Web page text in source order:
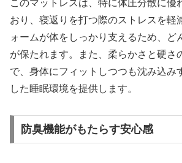
このマットレスは、特に体圧分散に優
おり、寝返りを打つ際のストレスを軽
ォームが体をしっかり支えるため、ど
が保たれます。また、柔らかさと硬さ
で、身体にフィットしつつも沈み込み
した睡眠環境を提供します。
防臭機能がもたらす安心感